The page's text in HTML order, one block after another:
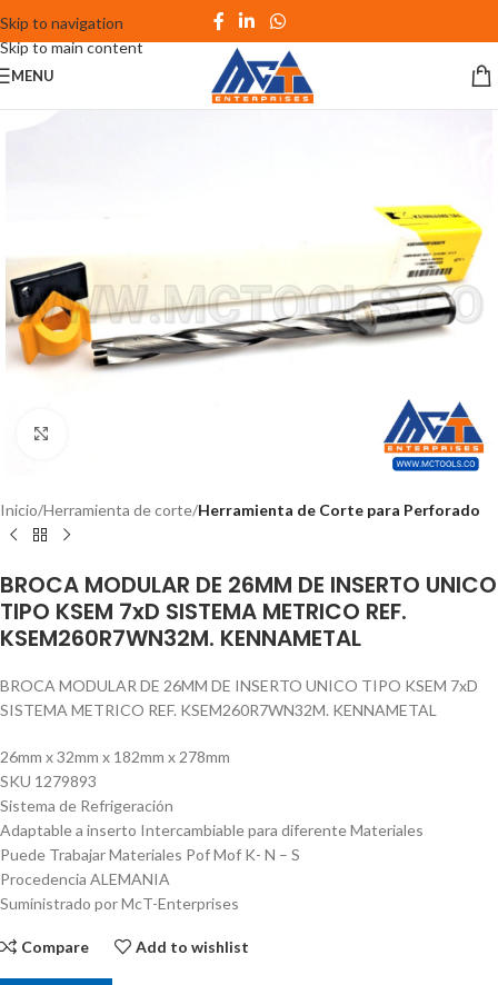
Skip to navigation
Skip to main content
MENU
Inicio Herramienta de corte Herramienta de Corte para Perforado
BROCA MODULAR DE 26MM DE INSERTO UNICO
TIPO KSEM 7xD SISTEMA METRICO REF.
KSEM260R7WN32M. KENNAMETAL
BROCA MODULAR DE 26MM DE INSERTO UNICO TIPO KSEM 7xD
SISTEMA METRICO REF. KSEM260R7WN32M. KENNAMETAL
26mm x 32mm x 182mm x 278mm
SKU 1279893
Sistema de Refrigeración
Adaptable a inserto Intercambiable para diferente Materiales
Puede Trabajar Materiales Pof Mof K- N – S
Procedencia ALEMANIA
Suministrado por McT-Enterprises
Compare Add to wishlist